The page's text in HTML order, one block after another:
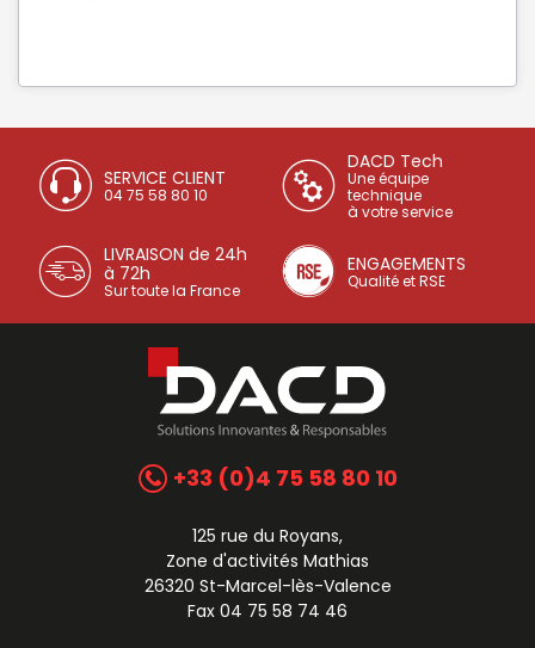
SERVICE CLIENT
04 75 58 80 10
DACD Tech
Une équipe
technique
à votre service
LIVRAISON de 24h
à 72h
Sur toute la France
ENGAGEMENTS
Qualité et RSE
+33 (0)4 75 58 80 10
125 rue du Royans,
Zone d'activités Mathias
26320 St-Marcel-lès-Valence
Fax 04 75 58 74 46